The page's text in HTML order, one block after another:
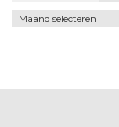
Archief